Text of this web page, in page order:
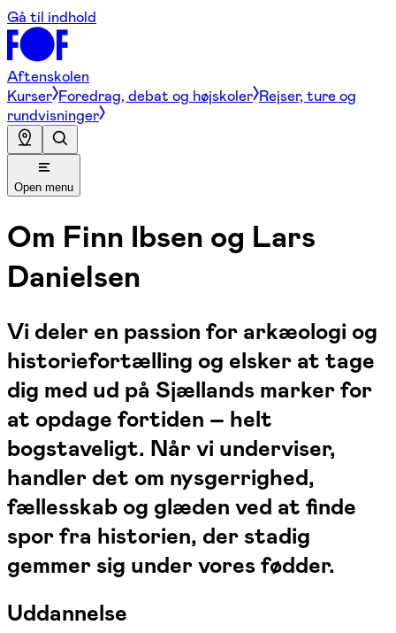
Gå til indhold
Aftenskolen
Kurser Foredrag, debat og højskoler Rejser, ture og
rundvisninger
Open menu
Om Finn Ibsen og Lars
Danielsen
Vi deler en passion for arkæologi og
historiefortælling og elsker at tage
dig med ud på Sjællands marker for
at opdage fortiden – helt
bogstaveligt. Når vi underviser,
handler det om nysgerrighed,
fællesskab og glæden ved at finde
spor fra historien, der stadig
gemmer sig under vores fødder.
Uddannelse